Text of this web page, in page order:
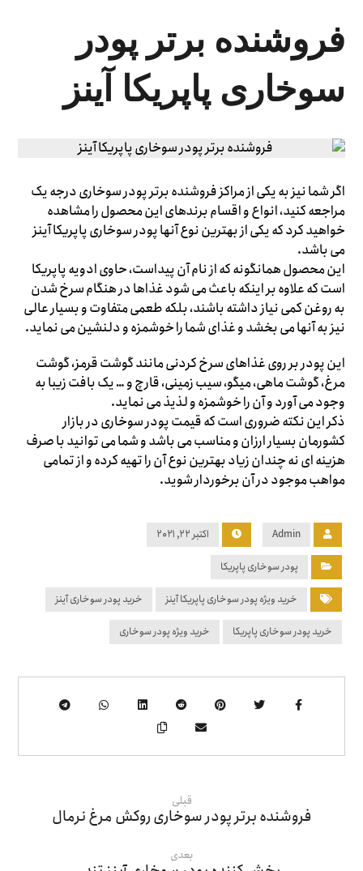
فروشنده برتر پودر
سوخاری پاپریکا آینز
اگر شما نیز به یکی از مراکز فروشنده برتر پودر سوخاری درجه یک
مراجعه کنید، انواع و اقسام برندهای این محصول را مشاهده
خواهید کرد که یکی از بهترین نوع آنها پودر سوخاری پاپریکا آینز
می باشد.
این محصول همانگونه که از نام آن پیداست، حاوی ادویه پاپریکا
است که علاوه بر اینکه باعث می شود غذاها در هنگام سرخ شدن
به روغن کمی نیاز داشته باشند، بلکه طعمی متفاوت و بسیار عالی
نیز به آنها می بخشد و غذای شما را خوشمزه و دلنشین می نماید.
این پودر بر روی غذاهای سرخ کردنی مانند گوشت قرمز، گوشت
مرغ، گوشت ماهی، میگو، سیب زمینی، قارچ و … یک بافت زیبا به
وجود می آورد و آن را خوشمزه و لذیذ می نماید.
ذکر این نکته ضروری است که قیمت پودر سوخاری در بازار
کشورمان بسیار ارزان و مناسب می باشد و شما می توانید با صرف
هزینه ای نه چندان زیاد بهترین نوع آن را تهیه کرده و از تمامی
مواهب موجود در آن برخوردار شوید.
Admin اکتبر ۲۲, ۲۰۲۱
پودر سوخاری پاپریکا
خرید ویژه پودر سوخاری پاپریکا آینز خرید پودر سوخاری آینز
خرید پودر سوخاری پاپریکا خرید ویژه پودر سوخاری
قبلی
فروشنده برتر پودر سوخاری روکش مرغ نرمال
بعدی